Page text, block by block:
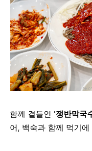
함께 곁들인 '쟁반막국
어, 백숙과 함께 먹기에